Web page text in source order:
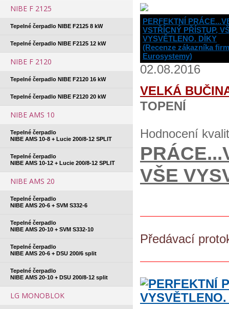
NIBE F 2125
Tepelné čerpadlo NIBE F2125 8 kW
Tepelné čerpadlo NIBE F2125 12 kW
NIBE F 2120
Tepelné čerpadlo NIBE F2120 16 kW
Tepelné čerpadlo NIBE F2120 20 kW
NIBE AMS 10
Tepelné čerpadlo
NIBE AMS 10-8 + Lucie 200/8-12 SPLIT
Tepelné čerpadlo
NIBE AMS 10-12 + Lucie 200/8-12 SPLIT
NIBE AMS 20
Tepelné čerpadlo
NIBE AMS 20-6 + SVM S332-6
Tepelné čerpadlo
NIBE AMS 20-10 + SVM S332-10
Tepelné čerpadlo
NIBE AMS 20-6 + DSU 200/6 split
Tepelné čerpadlo
NIBE AMS 20-10 + DSU 200/8-12 split
LG MONOBLOK
PERFEKTNÍ
VSTŘÍCNÝ PŘÍSTUP,
VYSVĚTLENO. DÍKY
(Recenze zákazníka
Eurosystemy)
02.08.2016
VELKÁ
TOPENÍ
Hodnocení
VŠE
Předávací